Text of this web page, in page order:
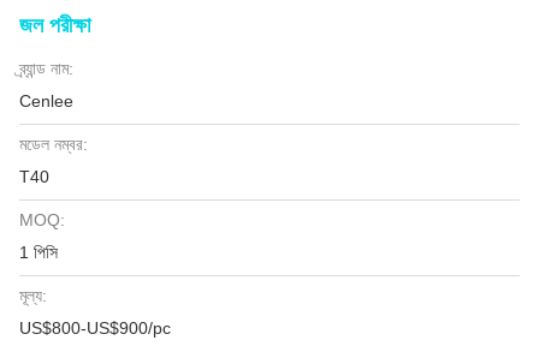
জল পরীক্ষা
ব্র্যান্ড নাম:
Cenlee
মডেল নম্বর:
T40
MOQ:
1 পিসি
মূল্য:
US$800-US$900/pc